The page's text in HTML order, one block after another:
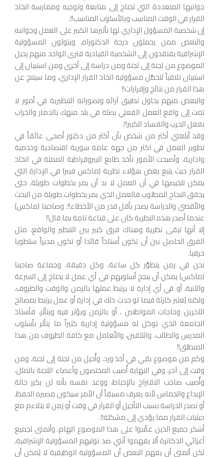
جوانبها المتعددة التي تحتاج إلى متابعة وتوجيه وممارسة اتخاذ
القرار في الوقت المناسب وبالأسلوب المناسب!!.
إن شخصية المسؤول الإداري لها تأثيرها الكبير على العمل وجوانبه
والبعض ممن يحملون درجة الدكتوراه، ويتولون المسؤولية
الإشرافية يفتقدون إلى الشخصية القيادية فترى الواحد منهم يحيل
الموضوع من لجنة إلى لجنة ومن دراسة إلى أخرى ومن استبيان إلى
استبيان تلافياً لتحمُّل مسؤولية اتخاذ القرار الإداري، وما سينتج عن
هذا القرار من نتائج وإفرازات!!
والبعض منهم يحاول تطبيق آرائه وتصوراته التنظيرية في أمور لا
تمت إلى واقع العمل الفعلي بصلة في بلد منهك بالدمار والخراب
بفعل الحرب والفساد الكبير!!.
وقد أبلغني أكثر من شخص بأن أكثر من دكتور أضحى عائقاً في
تطوير العمل في اكثر من جهة عامة سورية اقتصادية وخدمية
وادارية، وأصبحت الأمور تأخذ طابع البيروقراطية المملة في اتخاذ
القرار حيث يتبع بعض هؤلاء نظرية (ماكس فيبر) في الإدارة التي
يمكن تلخيصها في أن العمل لا بد أن يمر بخطوات طويلة، حتى
يحقق النجاح المطلوب فالعمل الذي يمر بخطوات طويلة من البحث
والتّقصي والدراسة يصدر بأقل قدر من الأخطاء!!. وصاحبنا (ماكس)
عندما أصدر هذه النظرية كان على قناعة تامة بما قال!!
إلا أنها تبقى نظرية وهناك فرق كبير بين التنظير والواقع، مثل
الفرق الحاصل بين أن تكون أستاذاً قائدا أو تكون مديراً سلطويا
حرفيا.
نحن في زمن يتطوَّر كل ساعة، وكل دقيقة، وجماعة صاحبنا
(ماكس) يمكن أن ينجح أسلوبهم في أي عمل لا يحتاج إلى السرعة
والآنية، أو في أي إدارة لا يرتبط عملها بالزمن والوقت والظروف،
ولكنه يُعتبر كارثة فيما لو حدث ذلك في إدارة أو عمل يرتبط بمصالح
الآخرين وحاجات المواطنين ، أو بالزمن ويؤثر فيه ويتأثر، فأستاذ
الجامعة الذي توكل له مسؤولية إدارية كثيراً ما يتأثر بأسلوب
المدرس والطالب، والتلقين، والتّعامل مع كافة الظروف من هذا
المنطلق!!
وكم من موضوع بقي في أخذ ورد، وأُحيل من لجنة إلى لجنة، ومن
وقت إلى آخر، وفي النهاية أُصيب المختصون وأعضاء اللجنة بالملل،
وأُصيب صاحب الاقتراح بالإحباط، ووعد نفسه بأنه لن يكرر حالة
الإبداع والحماس لأنه يعرف مسبقاً أن الأمر سيكون مصيره الحفظ،
أو تصدر الدراسة بسبب التأجيل أو القرار في وقت أو زمن لا يتلاءم مع
حيثيات القرار مما يؤدي إلى مشكلة!!.
أشكر جميع الذين عقّبوا على هذا الموضوع الهام، وأتمنى لجميع
أعزائي الدكاترة ألا يفهموا أنني ضد توليهم المسؤولية الإشرافية،
لكن أتمنى أن يفهم البعض أن المسؤولية الوظيفية لا يُمكن أن